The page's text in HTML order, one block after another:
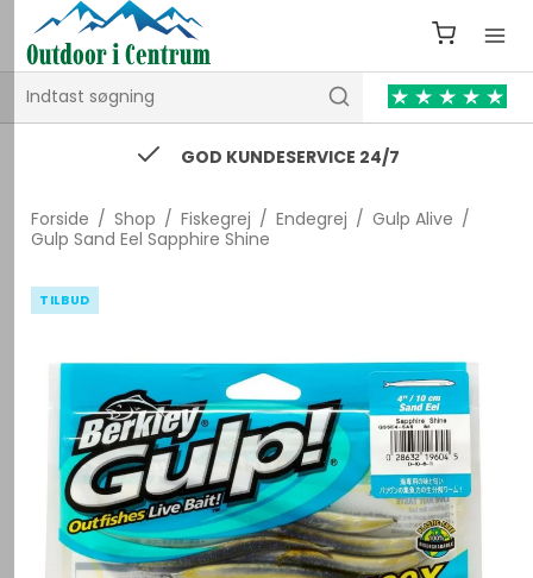
GOD KUNDESERVICE 24/7
Forside / Shop / Fiskegrej / Endegrej / Gulp Alive /
Gulp Sand Eel Sapphire Shine
TILBUD